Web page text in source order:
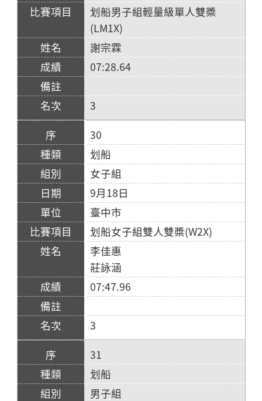
划船男子組輕量級單人雙槳
(LM1X)
謝宗霖
07:28.64
3
30
划船
女子組
9月18日
臺中市
划船女子組雙人雙槳(W2X)
李佳惠
莊詠涵
07:47.96
3
31
划船
男子組